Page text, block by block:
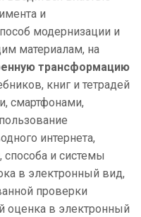
и
модернизации и
материалам, на
трансформацию
книг и тетрадей
смартфонами,
интернета,
и системы
в электронный вид,
проверки
оценка в электронный